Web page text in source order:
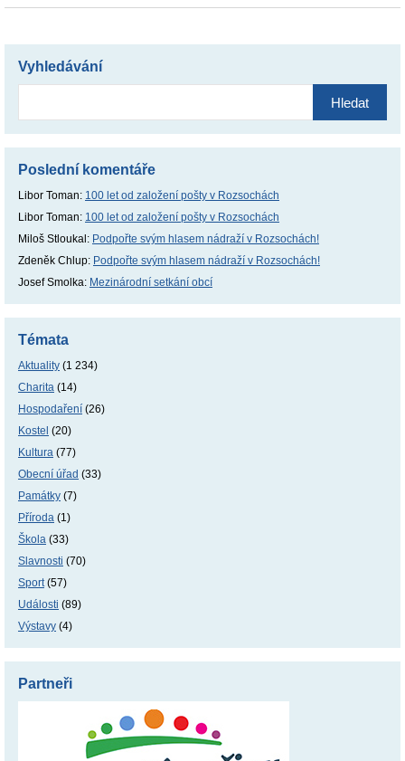
Vyhledávání
Poslední komentáře
Libor Toman: 100 let od založení pošty v Rozsochách
Libor Toman: 100 let od založení pošty v Rozsochách
Miloš Stloukal : Podpořte svým hlasem nádraží v Rozsochách!
Zdeněk Chlup: Podpořte svým hlasem nádraží v Rozsochách!
Josef Smolka: Mezinárodní setkání obcí
Témata
Aktuality (1 234)
Charita (14)
Hospodaření (26)
Kostel (20)
Kultura (77)
Obecní úřad (33)
Památky (7)
Příroda (1)
Škola (33)
Slavnosti (70)
Sport(57)
Události (89)
Výstavy (4)
Partneři